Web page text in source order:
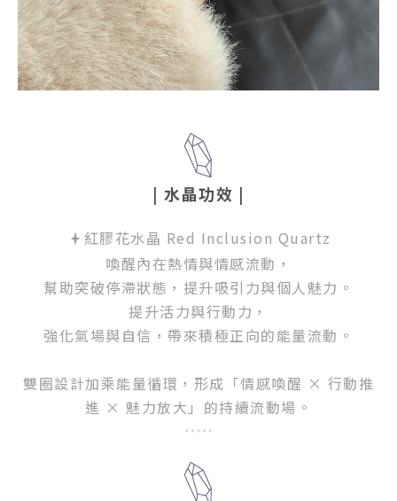
| 水晶功效 |
紅膠花水晶 Red Inclusion Quartz
喚醒內在熱情與情感流動，
幫助突破停滯狀態，提升吸引力與個人魅力。
提升活力與行動力，
強化氣場與自信，帶來積極正向的能量流動。
雙圈設計加乘能量循環，形成「情感喚醒 × 行動推
進 × 魅力放大」的持續流動場。